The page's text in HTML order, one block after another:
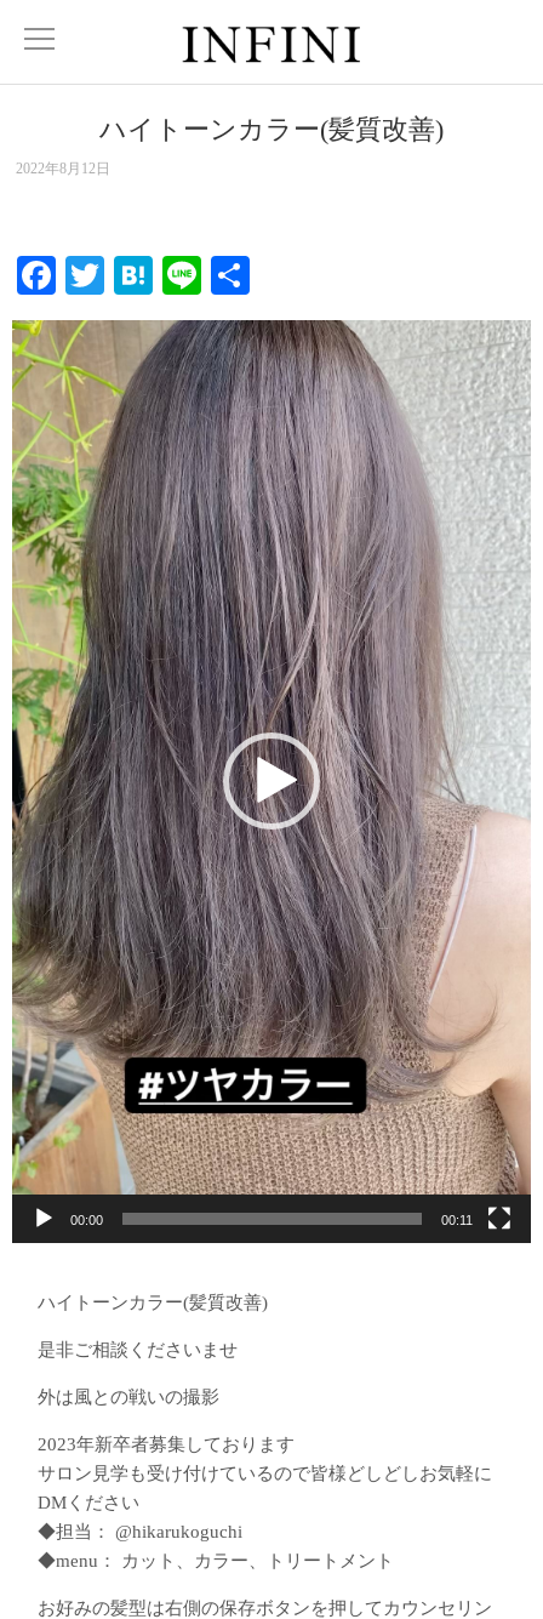
ハイトーンカラー(髪質改善)
2022年8月12日
Facebook
TwitterHatena
Line
有
動
画
プ
レ
ー
ヤ
ー
00:00 00:11
ハイトーンカラー(髪質改善)
是非ご相談くださいませ
外は風との戦いの撮影
2023年新卒者募集しております
サロン見学も受け付けているので皆様どしどしお気軽に
DMください
◆担当： @hikarukoguchi
◆menu： カット、カラー、トリートメント
お好みの髪型は右側の保存ボタンを押してカウンセリン